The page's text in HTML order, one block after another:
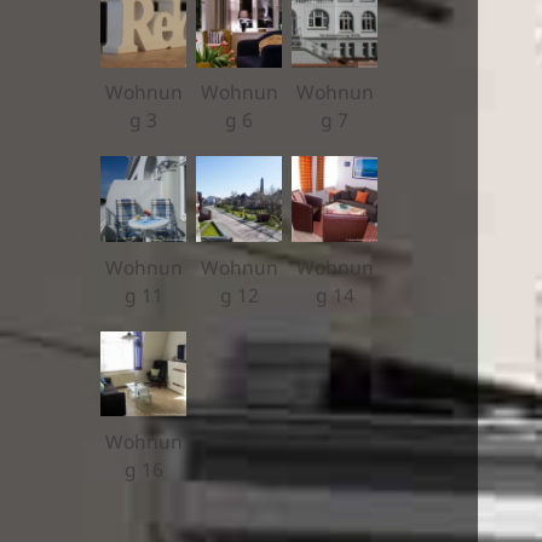
Wohnun
g 3
Wohnun
g 6
Wohnun
g 7
Wohnun
g 11
Wohnun
g 12
Wohnun
g 14
Wohnun
g 16